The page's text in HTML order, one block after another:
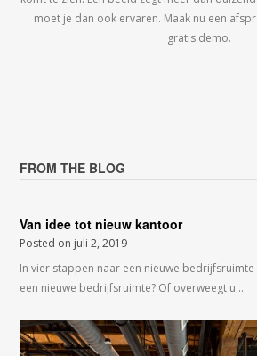
moet je dan ook ervaren. Maak nu een
gratis demo.
FROM THE BLOG
Van idee tot nieuw kantoor
Posted on juli 2, 2019
In vier stappen naar een nieuwe
een nieuwe bedrijfsruimte? Of overweegt u…